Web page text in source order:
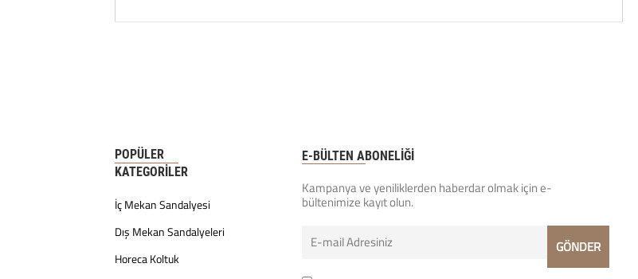
POPÜLER
KATEGORILER
İç Mekan Sandalyesi
Dış Mekan Sandalyeleri
Horeca Koltuk
E-BÜLTEN ABONELİĞİ
Kampanya ve yeniliklerden haberdar olmak için e-
bültenimize kayıt olun.